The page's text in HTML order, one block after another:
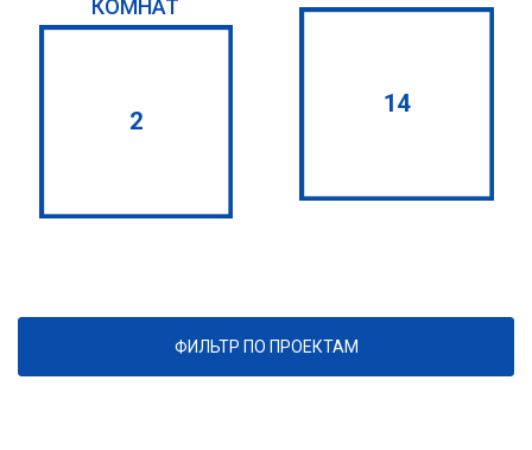
КОМНАТ
2
14
ФИЛЬТР ПО ПРОЕКТАМ